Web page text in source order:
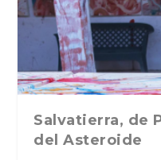
Traducción de
Libros del
mi vida».
Collin.
Bocaccio
Salvatierra, de
del Asteroide